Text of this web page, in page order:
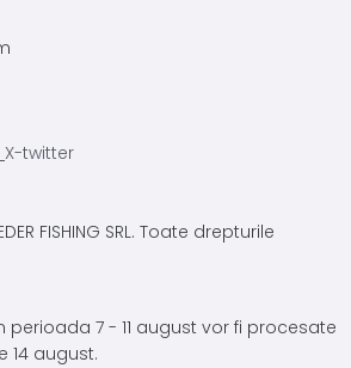
X-twitter
FISHING SRL. Toate drepturile
perioada 7 - 11 august vor fi procesate
14 august.